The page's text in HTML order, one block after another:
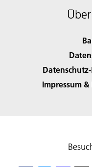
Impressum